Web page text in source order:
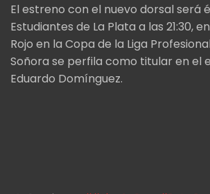
El estreno con el nuevo dorsal será
Estudiantes de La Plata a las 21:30,
Rojo en la Copa de la Liga
Soñora se perfila como titular en el
Eduardo Domínguez.